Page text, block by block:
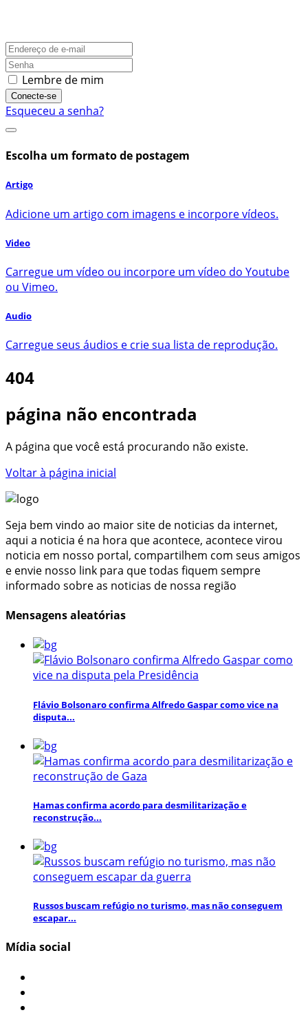
Lembre de mim
Conecte-se
Esqueceu a senha?
Escolha um formato de postagem
Artigo
Adicione um artigo com imagens e incorpore vídeos.
Video
Carregue um vídeo ou incorpore um vídeo do Youtube
ou Vimeo.
Audio
Carregue seus áudios e crie sua lista de reprodução.
404
página não encontrada
A página que você está procurando não existe.
Voltar à página inicial
Seja bem vindo ao maior site de noticias da internet,
aqui a noticia é na hora que acontece, acontece virou
noticia em nosso portal, compartilhem com seus amigos
e envie nosso link para que todas fiquem sempre
informado sobre as noticias de nossa região
Mensagens aleatórias
Flávio Bolsonaro confirma Alfredo Gaspar como vice na
disputa...
Hamas confirma acordo para desmilitarização e
reconstrução...
Russos buscam refúgio no turismo, mas não conseguem
escapar...
Mídia social